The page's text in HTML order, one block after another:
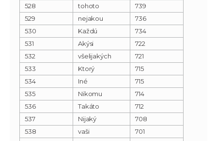
528
tohoto
739
529
nejakou
736
530
Každú
734
531
Akýsi
722
532
všelijakých
721
533
Ktorý
715
534
Iné
715
535
Nikomu
714
536
Takáto
712
537
Nijaký
708
538
vaši
701